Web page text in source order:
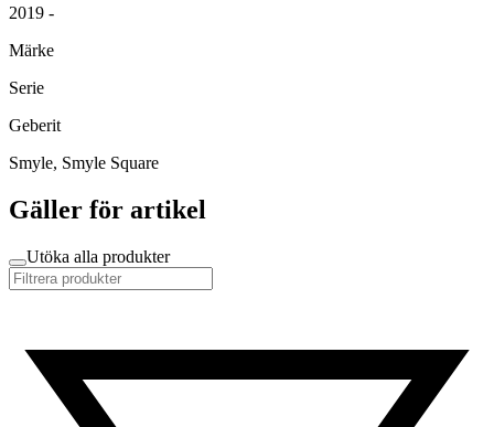
2019 -
Märke
Serie
Geberit
Smyle, Smyle Square
Gäller för artikel
Utöka alla produkter